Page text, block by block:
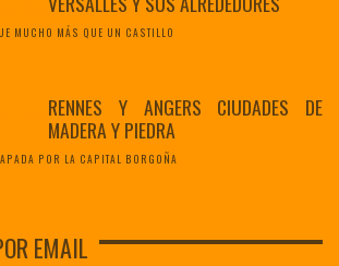
MUCHO MÁS QUE UN CASTILLO
RENNES Y ANGERS CIUDADES DE
MADERA Y PIEDRA
POR LA CAPITAL BORGOÑA
EMAIL